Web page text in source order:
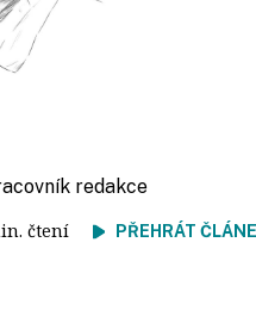
redakce
čtení PŘEHRÁT